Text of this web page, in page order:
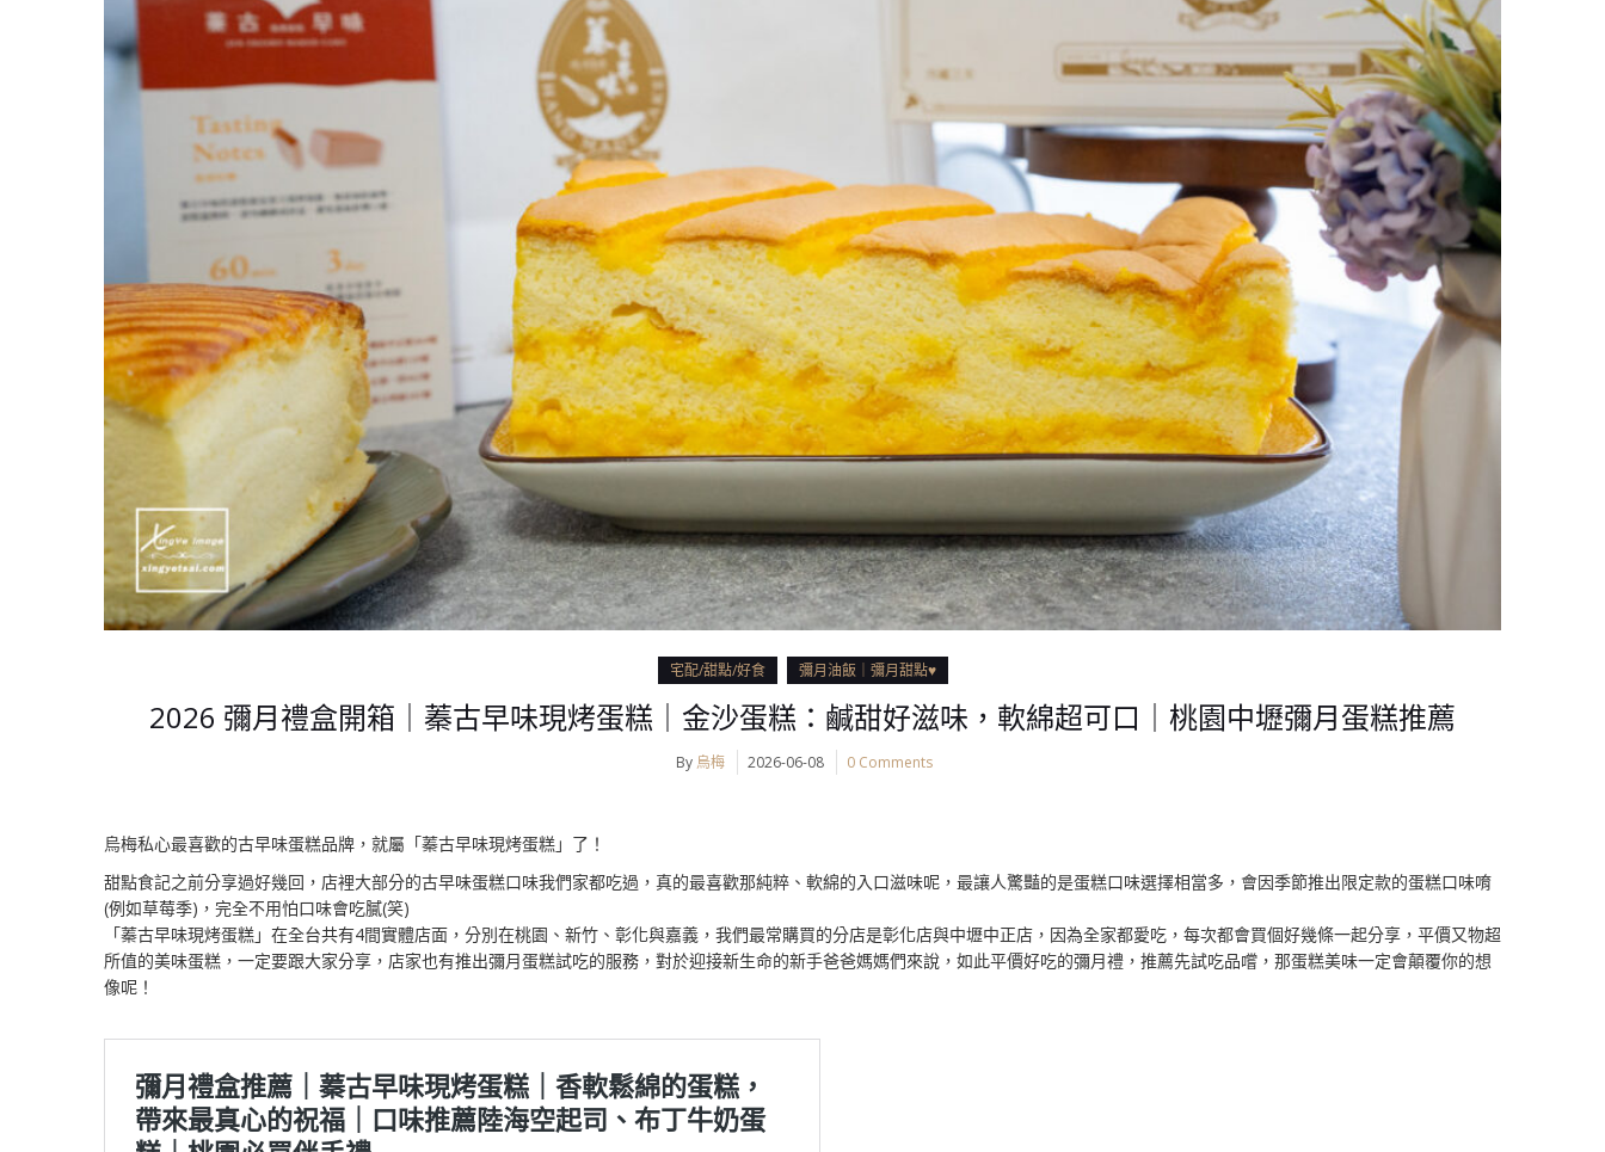
宅配/甜點/好食 彌月油飯｜彌月甜點♥
2026 彌月禮盒開箱｜蓁古早味現烤蛋糕｜金沙蛋糕：鹹甜好滋味，軟綿超可口｜桃園中壢彌月蛋糕推薦
By 烏梅 2026-06-08 0 Comments
烏梅私心最喜歡的古早味蛋糕品牌，就屬「蓁古早味現烤蛋糕」了！
甜點食記之前分享過好幾回，店裡大部分的古早味蛋糕口味我們家都吃過，真的最喜歡那純粹、軟綿的入口滋味呢，最讓人驚豔的是蛋糕口味選擇相當多，會因季節推出限定款的蛋糕口味唷
(例如草莓季)，完全不用怕口味會吃膩(笑)
「蓁古早味現烤蛋糕」在全台共有4間實體店面，分別在桃園、新竹、彰化與嘉義，我們最常購買的分店是彰化店與中壢中正店，因為全家都愛吃，每次都會買個好幾條一起分享，平價又物超
所值的美味蛋糕，一定要跟大家分享，店家也有推出彌月蛋糕試吃的服務，對於迎接新生命的新手爸爸媽媽們來說，如此平價好吃的彌月禮，推薦先試吃品嚐，那蛋糕美味一定會顛覆你的想
像呢！